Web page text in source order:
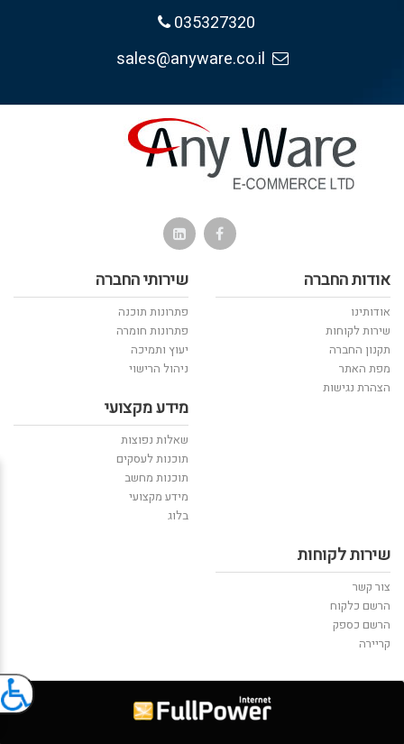
035327320
אודות החברה
אודותינו
שירות לקוחות
תקנון החברה
מפת האתר
הצהרת נגישות
שירותי החברה
פתרונות תוכנה
פתרונות חומרה
יעוץ ותמיכה
ניהול הרישוי
מידע מקצועי
שאלות נפוצות
תוכנות לעסקים
תוכנות מחשב
מידע מקצועי
בלוג
שירות לקוחות
צור קשר
הרשם כלקוח
הרשם כספק
קריירה